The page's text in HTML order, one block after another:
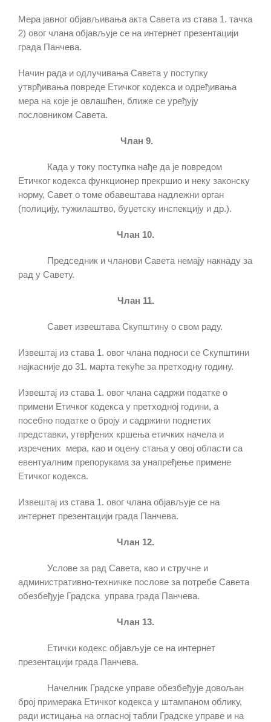
Мера јавног објављивања акта Савета из става 1. тачка
2) овог члана објављује се на интернет презентацији
града Панчева.
Начин рада и одлучивања Савета у поступку
утврђивања повреде Етичког кодекса и одређивања
мера на које је овлашћен, ближе се уређују
пословником Савета.
Члан 9.
Када у току поступка нађе да је повредом
Етичког кодекса функционер прекршио и неку законску
норму, Савет о томе обавештава надлежни орган
(полицију, тужилаштво, буџетску инспекцију и др.).
Члан 10.
Председник и чланови Савета немају накнаду за
рад у Савету.
Члан 11.
Савет извештава Скупштину о свом раду.
Извештај из става 1. овог члана подноси се Скупштини
најкасније до 31. марта текуће за претходну годину.
Извештај из става 1. овог члана садржи податке о
примени Етичког кодекса у претходној години, а
посебно податке о броју и садржини поднетих
представки, утврђених кршења етичких начела и
изречених мера, као и оцену стања у овој области са
евентуалним препорукама за унапређење примене
Етичког кодекса.
Извештај из става 1. овог члана објављује се на
интернет презентацији града Панчева.
Члан 12.
Услове за рад Савета, као и стручне и
административно-техничке послове за потребе Савета
обезбеђује Градска управа града Панчева.
Члан 13.
Етички кодекс објављује се на интернет
презентацији града Панчева.
Начелник Градске управе обезбеђује довољан
број примерака Етичког кодекса у штампаном облику,
ради истицања на огласној табли Градске управе и на